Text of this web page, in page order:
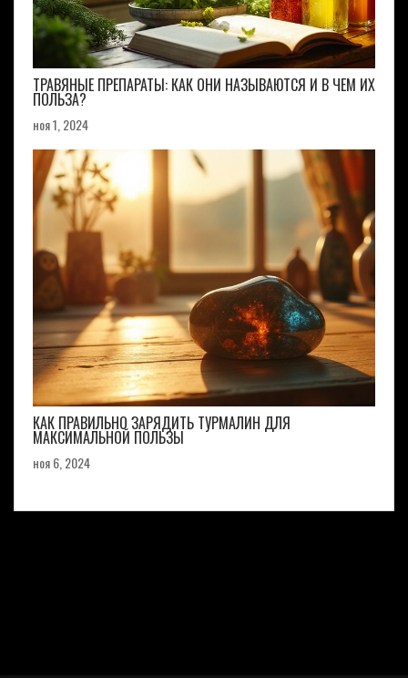
ТРАВЯНЫЕ ПРЕПАРАТЫ: КАК ОНИ НАЗЫВАЮТСЯ И В ЧЕМ ИХ
ПОЛЬЗА?
ноя 1, 2024
КАК ПРАВИЛЬНО ЗАРЯДИТЬ ТУРМАЛИН ДЛЯ
МАКСИМАЛЬНОЙ ПОЛЬЗЫ
ноя 6, 2024